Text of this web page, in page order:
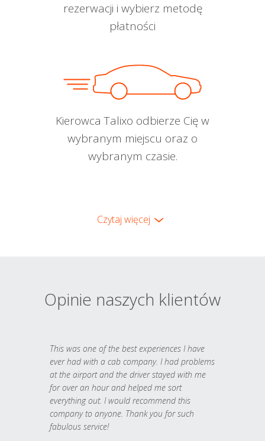
rezerwacji i wybierz metodę
płatności
Kierowca Talixo odbierze Cię w
wybranym miejscu oraz o
wybranym czasie.
Czytaj więcej
Opinie naszych klientów
This was one of the best experiences I have
ever had with a cab company. I had problems
at the airport and the driver stayed with me
for over an hour and helped me sort
everything out. I would recommend this
company to anyone. Thank you for such
fabulous service!